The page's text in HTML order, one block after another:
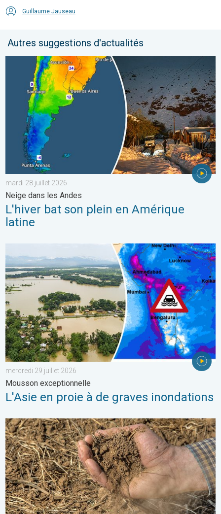
Guillaume Jauseau
Autres suggestions d'actualités
L'hiver bat son plein en Amérique latine. Neige dans les
mardi 28 juillet 2026
Neige dans les Andes
L'hiver bat son plein en Amérique
latine
L'Asie en proie à de graves inondations. Mousson
mercredi 29 juillet 2026
Mousson exceptionnelle
L'Asie en proie à de graves inondations
La chaleur assèche les sols plus vite. Nouvelle étude. . . jeudi